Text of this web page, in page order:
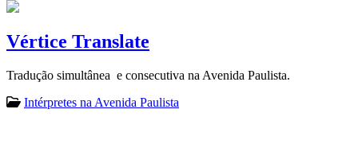
Vértice Translate
Tradução simultânea e consecutiva na Avenida Paulista.
Intérpretes na Avenida Paulista